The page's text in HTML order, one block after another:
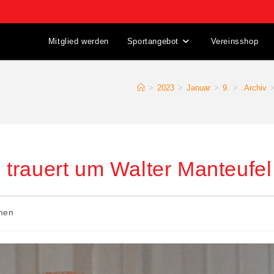
Mitglied werden Sportangebot Vereinsshop
> 2023 > Januar > 9. > .Archiv
um Walter Manteufel